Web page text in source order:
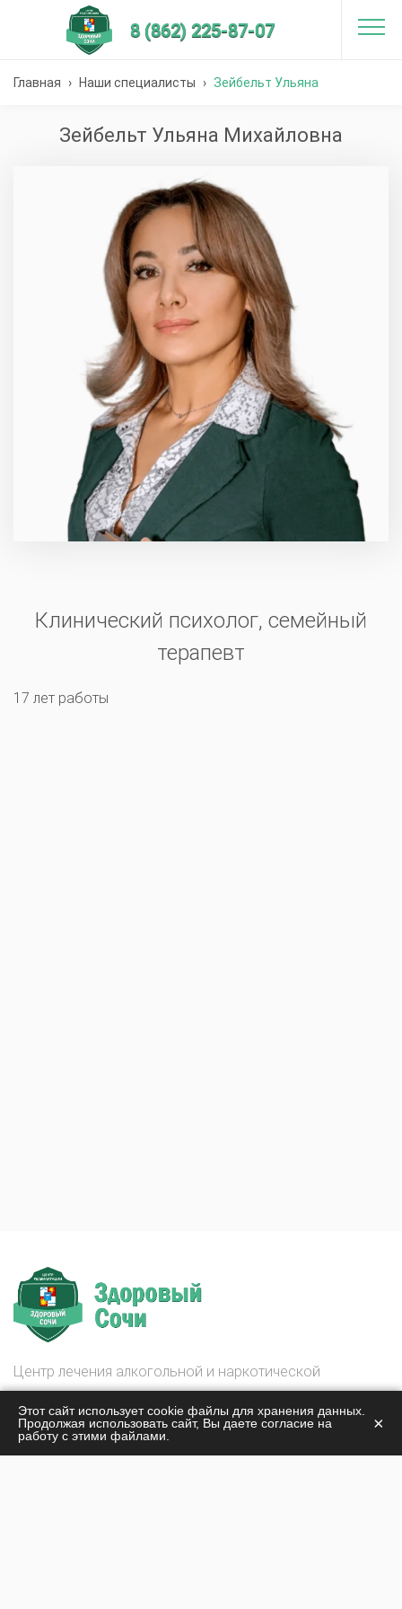
8 (862) 225-87-07
Главная › Наши специалисты › Зейбельт Ульяна
МихайловнаЗейбельт Ульяна Михайловна
Клинический психолог, семейный
терапевт
17 лет работы
Центр лечения алкогольной и наркотической
зависимости
Здоровый Сочи
© 2026
Этот сайт использует cookie файлы для хранения данных.
Продолжая использовать сайт, Вы даете согласие на
работу с этими файлами.
×